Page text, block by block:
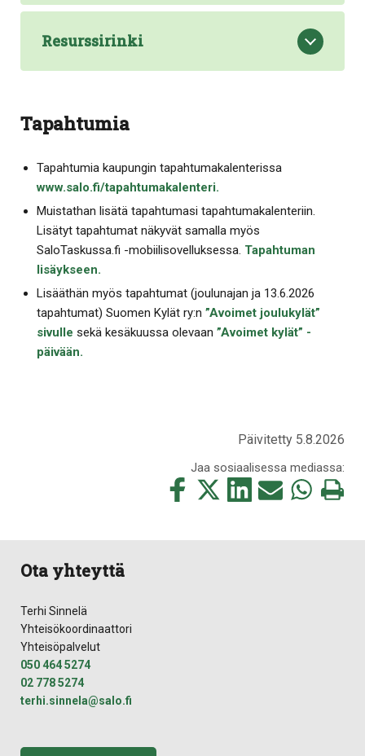
Resurssirinki
Tapahtumia
Tapahtumia kaupungin tapahtumakalenterissa
www.salo.fi/tapahtumakalenteri.
Muistathan lisätä tapahtumasi tapahtumakalenteriin.
Lisätyt tapahtumat näkyvät samalla myös
SaloTaskussa.fi -mobiilisovelluksessa. Tapahtuman
lisäykseen.
Lisääthän myös tapahtumat (joulunajan ja 13.6.2026
tapahtumat) Suomen Kylät ry:n ”Avoimet joulukylät”
sivulle sekä kesäkuussa olevaan ”Avoimet kylät” -
päivään.
Päivitetty 5.8.2026
Jaa sosiaalisessa mediassa:
Jaa
Jaa
Jaa
Jaa
Jaa
Tulosta
Ota yhteyttä
Terhi Sinnelä
Yhteisökoordinaattori
Yhteisöpalvelut
050 464 5274
02 778 5274
terhi.sinnela@salo.fi